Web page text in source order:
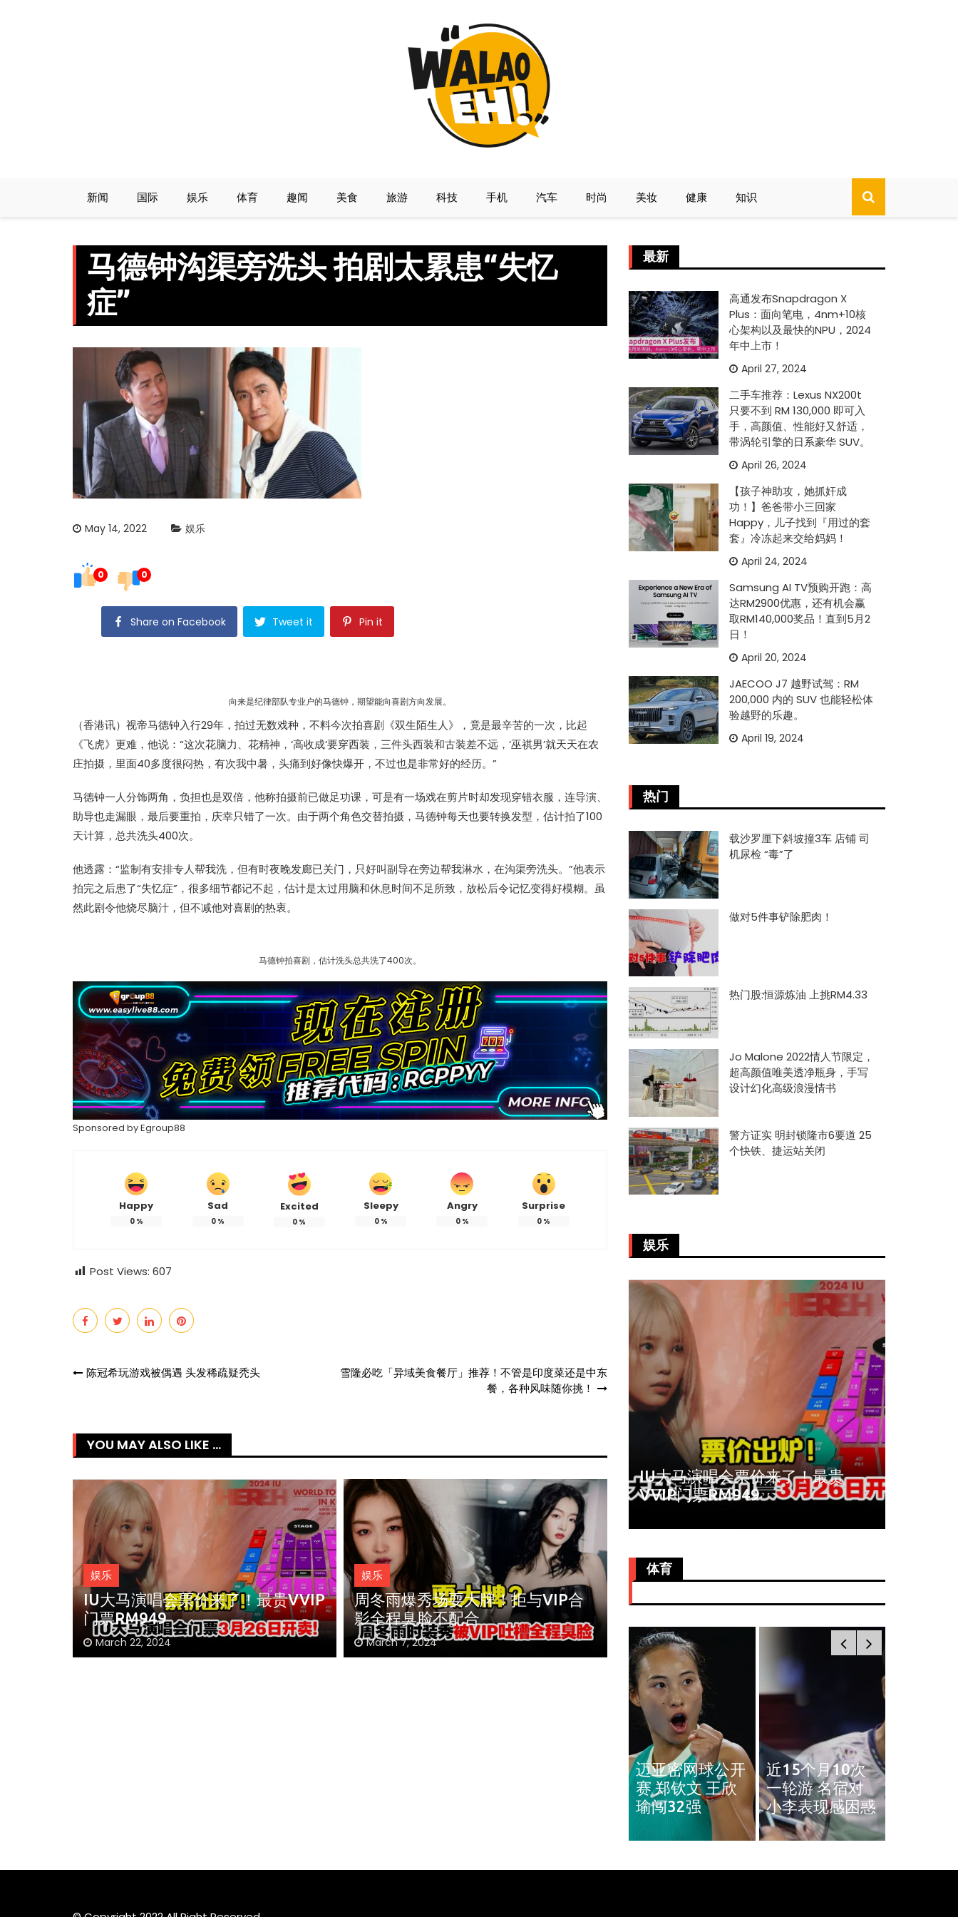
新闻 国际 娱乐 体育 趣闻 美食 旅游 科技 手机 汽车 时尚 美妆 健康 知识
马德钟沟渠旁洗头 拍剧太累患“失忆
症”
May 14, 2022 娱乐
0 0
Share on Facebook Tweet it Pin it
向来是纪律部队专业户的马德钟，期望能向喜剧方向发展。
（香港讯）视帝马德钟入行29年，拍过无数戏种，不料今次拍喜剧《双生陌生人》，竟是最辛苦的一次，比起
《飞虎》更难，他说：“这次花脑力、花精神，‘高收成’要穿西装，三件头西装和古装差不远，‘巫祺男’就天天在农
庄拍摄，里面40多度很闷热，有次我中暑，头痛到好像快爆开，不过也是非常好的经历。”
马德钟一人分饰两角，负担也是双倍，他称拍摄前已做足功课，可是有一场戏在剪片时却发现穿错衣服，连导演、
助导也走漏眼，最后要重拍，庆幸只错了一次。由于两个角色交替拍摄，马德钟每天也要转换发型，估计拍了100
天计算，总共洗头400次。
他透露：“监制有安排专人帮我洗，但有时夜晚发廊已关门，只好叫副导在旁边帮我淋水，在沟渠旁洗头。”他表示
拍完之后患了“失忆症”，很多细节都记不起，估计是太过用脑和休息时间不足所致，放松后令记忆变得好模糊。虽
然此剧令他烧尽脑汁，但不减他对喜剧的热衷。
马德钟拍喜剧，估计洗头总共洗了400次。
Sponsored byEgroup88
Happy
0%
Sad
0 %
Excited
0 %
Sleepy
0%
Angry
0%
Surprise
0 %
Post Views: 607
Post
陈冠希玩游戏被偶遇 头发稀疏疑秃头
雪隆必吃「异域美食餐厅」推荐！不管是印度菜还是中东
餐，各种风味随你挑！
YOU MAY ALSO LIKE ...
价来了！最贵VVIP
周冬雨爆秀场耍大牌！拒与VIP合
影全程臭脸不配合
娱乐
《唐人街探案》第二季定档！邱泽
尚语贤携手破案
February 29, 2024
IU大马演唱会票价来了！最贵VVIP
最新
高通发布Snapdragon X
Plus：面向笔电，4nm+10核
心架构以及最快的NPU，2024
年中上市！
April 27, 2024
二手车推荐：Lexus NX200t
只要不到 RM 130,000 即可入
手，高颜值、性能好又舒适，
带涡轮引擎的日系豪华 SUV。
April 26, 2024
【孩子神助攻，她抓奸成
功！】爸爸带小三回家
Happy，儿子找到『用过的套
套』冷冻起来交给妈妈！
April 24, 2024
Samsung AI TV预购开跑：高
达RM2900优惠，还有机会赢
取RM140,000奖品！直到5月2
日！
April 20, 2024
JAECOO J7 越野试驾：RM
200,000 内的 SUV 也能轻松体
验越野的乐趣。
April 19, 2024
热门
载沙罗厘下斜坡撞3车 店铺 司
机尿检 “毒”了
做对5件事铲除肥肉！
热门股:恒源炼油 上挑RM4.33
Jo Malone 2022情人节限定，
超高颜值唯美透净瓶身，手写
设计幻化高级浪漫情书
警方证实 明封锁隆市6要道 25
个快铁、捷运站关闭
娱乐
官宣！贾玲新电影《热辣滚烫》3
月21日马来西亚上映！
苏永康将邀歌迷上台合唱！赞大马
肉骨茶“全世界最好吃”
IU大马演唱会票价来了！最贵
VVIP门票RM949
体育
迈亚密网球公开
赛 郑钦文 王欣
瑜闯32强
近15个月10次
一轮游 名宿对
小李表现感困惑